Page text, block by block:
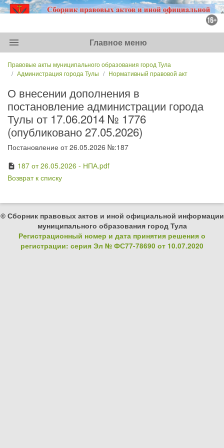
menu Главное меню
Правовые акты муниципального образования город Тула
Администрация города Тулы
Нормативный правовой акт
О внесении дополнения в
постановление администрации города
Тулы от 17.06.2014 № 1776
(опубликовано 27.05.2026)
Постановление от 26.05.2026 №:187
description 187 от 26.05.2026 - НПА.pdf
Возврат к списку
© Сборник правовых актов и иной официальной информации
муниципального образования город Тула
Регистрационный номер и дата принятия решения о
регистрации: серия Эл № ФС77-78690 от 10.07.2020